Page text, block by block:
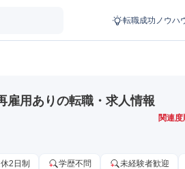
転職成功ノウハ
雇用ありの転職・求人情報
関連度
2日制 学歴不問 未経験者歓迎